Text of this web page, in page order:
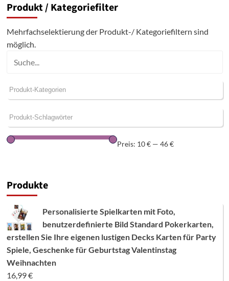
Produkt / Kategoriefilter
Mehrfachselektierung der Produkt-/ Kategoriefiltern sind
möglich.
Preis: 10 €— 46 €
Produkte
Personalisierte Spielkarten mit Foto,
benutzerdefinierte Bild Standard Pokerkarten,
erstellen Sie Ihre eigenen lustigen Decks Karten für Party
Spiele, Geschenke für Geburtstag Valentinstag
Weihnachten
16,99€